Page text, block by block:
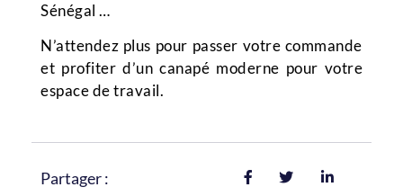
Sénégal …
N’attendez plus pour passer votre commande
et profiter d’un canapé moderne pour votre
espace de travail.
Partager :